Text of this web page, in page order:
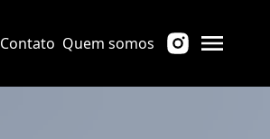
Contato Quem somos